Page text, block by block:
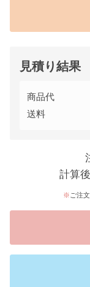
見積り結果
商品代
送料
計算
ご注